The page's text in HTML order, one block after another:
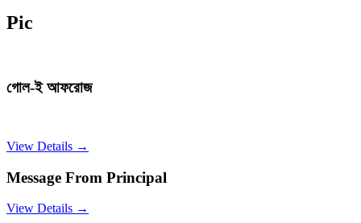
Pic
গোল-ই আফরোজ
View Details →
Message From Principal
View Details →